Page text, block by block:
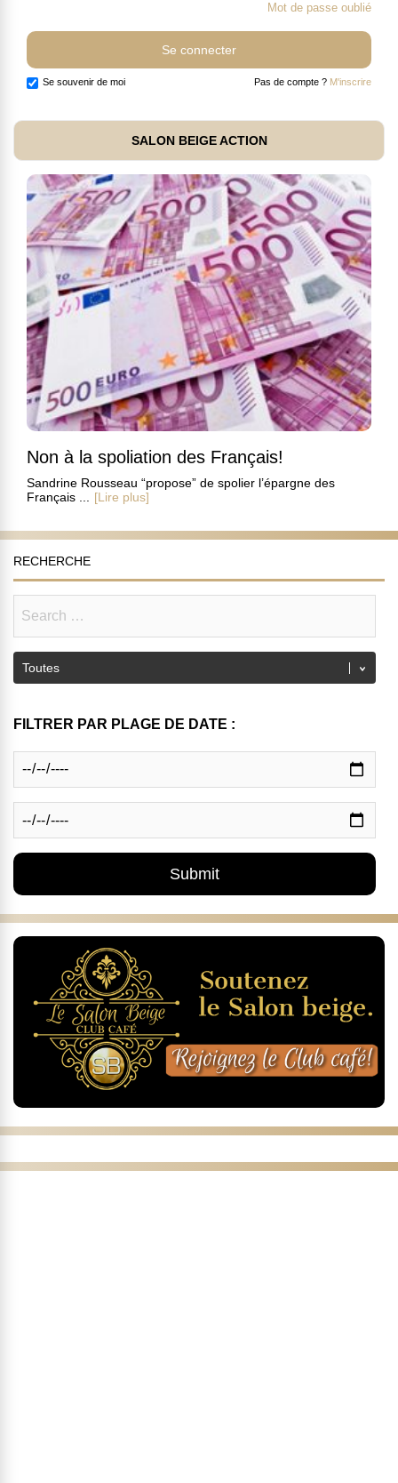
Mot de passe oublié
Se souvenir de moi Pas de compte ? M'inscrire
SALON BEIGE ACTION
Non à la spoliation des Français!
Sandrine Rousseau “propose” de spolier l’épargne des
Français ...
[Lire plus]
RECHERCHE
FILTRER PAR PLAGE DE DATE :